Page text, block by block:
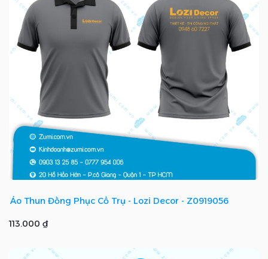
Áo Thun Đồng Phục Cổ Trụ - Lozi Decor - Z0919056
113.000 ₫